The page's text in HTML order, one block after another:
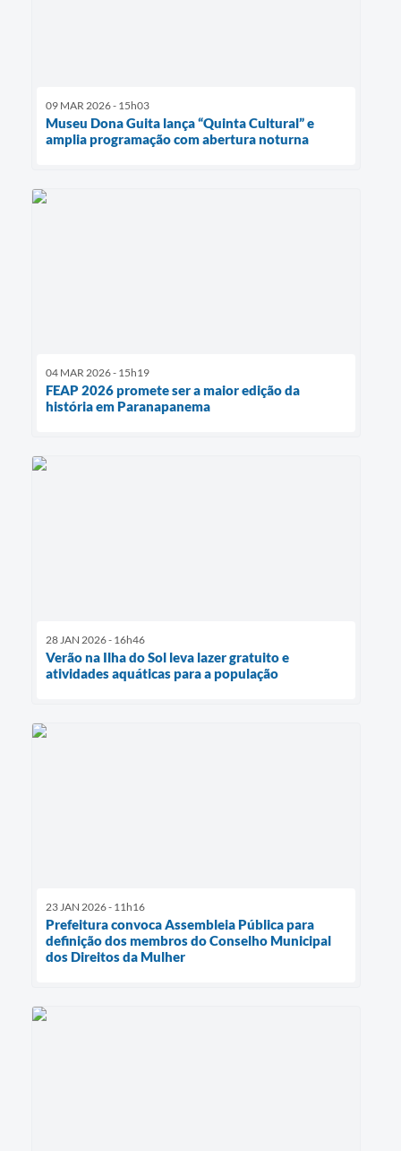
09 MAR 2026 - 15h03
Museu Dona Guita lança “Quinta Cultural” e
amplia programação com abertura noturna
04 MAR 2026 - 15h19
FEAP 2026 promete ser a maior edição da
história em Paranapanema
28 JAN 2026 - 16h46
Verão na Ilha do Sol leva lazer gratuito e
atividades aquáticas para a população
23 JAN 2026 - 11h16
Prefeitura convoca Assembleia Pública para
definição dos membros do Conselho Municipal
dos Direitos da Mulher